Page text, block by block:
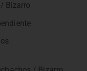
Bizarro